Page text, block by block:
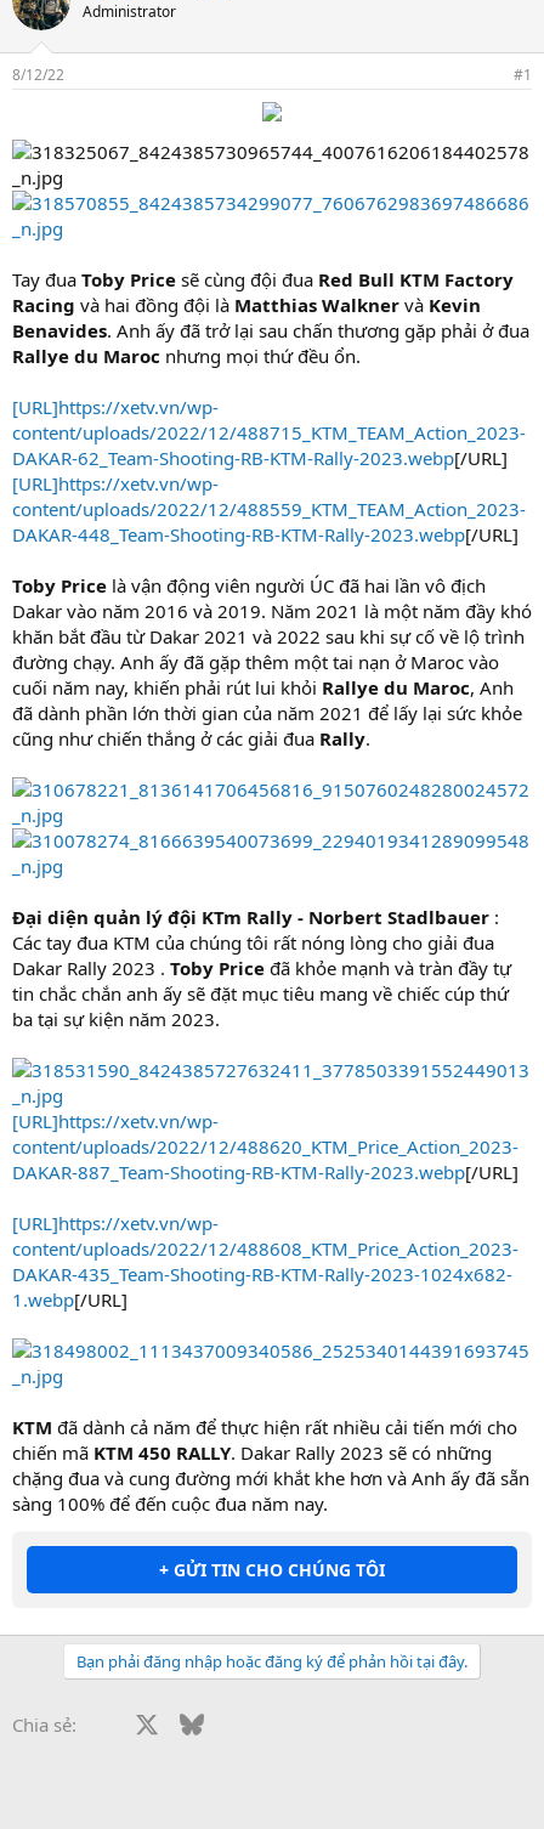
Administrator
8/12/22 #1
Tay đua Toby Price sẽ cùng đội đua Red Bull KTM Factory
Racing và hai đồng đội là Matthias Walkner và Kevin
Benavides. Anh ấy đã trở lại sau chấn thương gặp phải ở đua
Rallye du Maroc nhưng mọi thứ đều ổn.
[URL]https://xetv.vn/wp-
content/uploads/2022/12/488715_KTM_TEAM_Action_2023-
DAKAR-62_Team-Shooting-RB-KTM-Rally-2023.webp[/URL]
[URL]https://xetv.vn/wp-
content/uploads/2022/12/488559_KTM_TEAM_Action_2023-
DAKAR-448_Team-Shooting-RB-KTM-Rally-2023.webp[/URL]
Toby Price là vận động viên người ÚC đã hai lần vô địch
Dakar vào năm 2016 và 2019. Năm 2021 là một năm đầy khó
khăn bắt đầu từ Dakar 2021 và 2022 sau khi sự cố về lộ trình
đường chạy. Anh ấy đã gặp thêm một tai nạn ở Maroc vào
cuối năm nay, khiến phải rút lui khỏi Rallye du Maroc, Anh
đã dành phần lớn thời gian của năm 2021 để lấy lại sức khỏe
cũng như chiến thắng ở các giải đua Rally.
Đại diện quản lý đội KTm Rally - Norbert Stadlbauer :
Các tay đua KTM của chúng tôi rất nóng lòng cho giải đua
Dakar Rally 2023 . Toby Price đã khỏe mạnh và tràn đầy tự
tin chắc chắn anh ấy sẽ đặt mục tiêu mang về chiếc cúp thứ
ba tại sự kiện năm 2023.
[URL]https://xetv.vn/wp-
content/uploads/2022/12/488620_KTM_Price_Action_2023-
DAKAR-887_Team-Shooting-RB-KTM-Rally-2023.webp[/URL]
[URL]https://xetv.vn/wp-
content/uploads/2022/12/488608_KTM_Price_Action_2023-
DAKAR-435_Team-Shooting-RB-KTM-Rally-2023-1024x682-
1.webp[/URL]
KTM đã dành cả năm để thực hiện rất nhiều cải tiến mới cho
chiến mã KTM 450 RALLY. Dakar Rally 2023 sẽ có những
chặng đua và cung đường mới khắt khe hơn và Anh ấy đã sẵn
sàng 100% để đến cuộc đua năm nay.
+ GỬI TIN CHO CHÚNG TÔI
Bạn phải đăng nhập hoặc đăng ký để phản hồi tại đây.
Chia sẻ: Facebook Bluesky